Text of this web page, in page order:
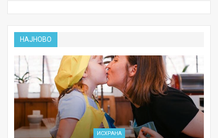
НАЈНОВО
ИСХРАНА